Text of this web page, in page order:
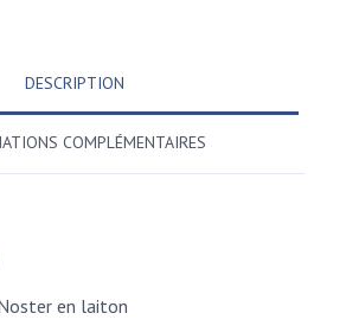
DESCRIPTION
COMPLÉMENTAIRES
en laiton